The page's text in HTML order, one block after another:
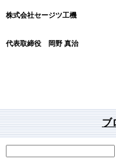
株式会社セージツ工機
代表取締役 岡野 真治
ブ